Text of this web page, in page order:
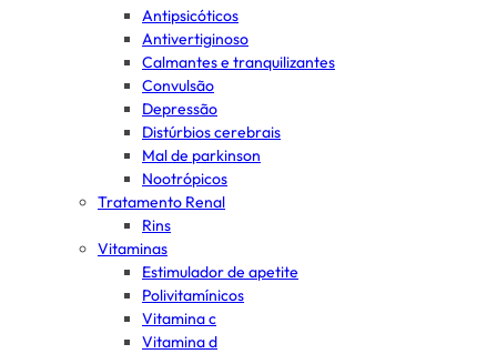
Antipsicóticos
Antivertiginoso
Calmantes e tranquilizantes
Convulsão
Depressão
Distúrbios cerebrais
Mal de parkinson
Nootrópicos
Tratamento Renal
Rins
Vitaminas
Estimulador de apetite
Polivitamínicos
Vitamina c
Vitamina d